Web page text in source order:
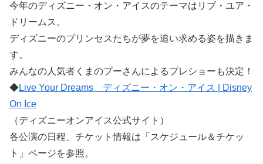
今年のディズニー・オン・アイスのテーマはリブ・ユア・
ドリームス。
ディズニーのプリンセスたちが夢を追い求める姿を描きま
す。
みんなの人気者くまのプーさんによるプレショーも決定！
◆Live Your Dreams ディズニー・オン・アイス | Disney
On Ice
（ディズニーオンアイス公式サイト）
各公演の日程、チケット情報は「スケジュール＆チケッ
ト」ページを参照。